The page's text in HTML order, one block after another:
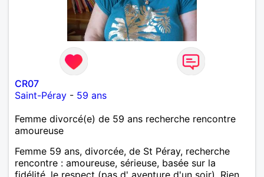
CR07
Saint-Péray - 59 ans
Femme divorcé(e) de 59 ans recherche rencontre
amoureuse
Femme 59 ans, divorcée, de St Péray, recherche
rencontre : amoureuse, sérieuse, basée sur la
fidélité, le respect (pas d' aventure d'un soir). Rien